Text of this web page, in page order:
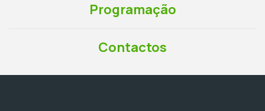
Programação
Contactos